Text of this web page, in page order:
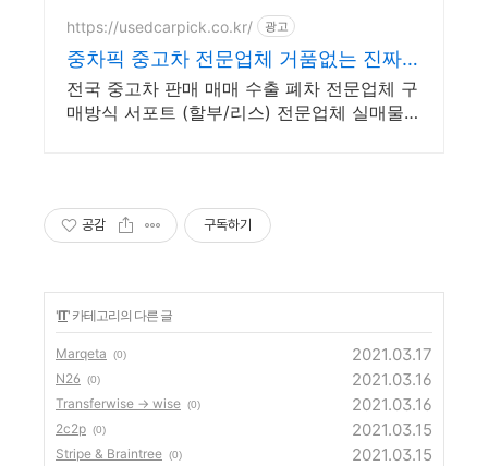
https://usedcarpick.co.kr/ 광고
중차픽 중고차 전문업체 거품없는 진짜
안심거래
전국 중고차 판매 매매 수출 폐차 전문업체 구
매방식 서포트 (할부/리스) 전문업체 실매물
공감 구독하기
'IT' 카테고리의 다른 글
Marqeta (0) 2021.03.17
N26 (0) 2021.03.16
Transferwise -> wise (0) 2021.03.16
2c2p (0) 2021.03.15
Stripe & Braintree (0) 2021.03.15